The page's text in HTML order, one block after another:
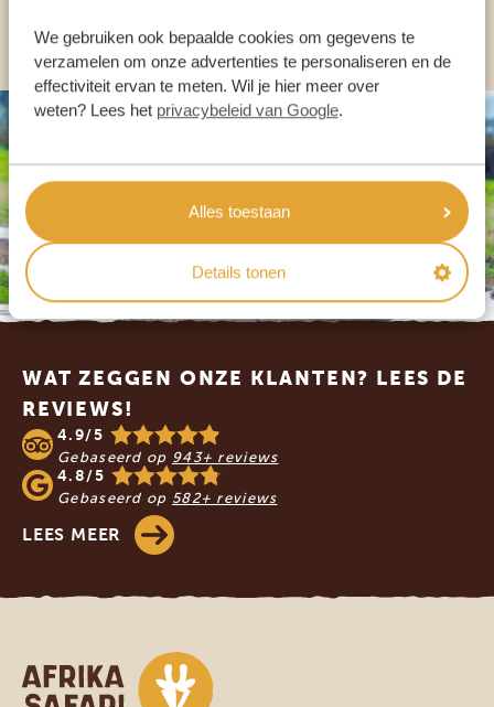
We gebruiken ook bepaalde cookies om gegevens te
verzamelen om onze advertenties te personaliseren en de
effectiviteit ervan te meten. Wil je hier meer over
weten? Lees het privacybeleid van Google.
Alles toestaan
Details tonen
Footer
WAT ZEGGEN ONZE KLANTEN? LEES DE
REVIEWS!
4.9/5
Gebaseerd op 943+ reviews
4.8/5
Gebaseerd op 582+ reviews
LEES MEER
Afrika safari